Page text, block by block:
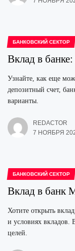
БАНКОВСКИЙ СЕКТОР
Вклад в
Узнайте, как еще
депозитный счет,
варианты.
REDACTOR
7 НОЯБРЯ
БАНКОВСКИЙ СЕКТОР
Вклад в банк
Хотите открыть
и условиях вкладов.
целей.